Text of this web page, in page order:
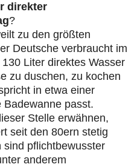
direkter
?
zu den größten
Deutsche verbraucht im
Liter direktes Wasser
zu duschen, zu kochen
in etwa einer
Badewanne passt.
Stelle erwähnen,
seit den 80ern stetig
pflichtbewusster
anderem